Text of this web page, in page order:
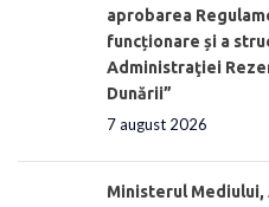
aprobarea
funcționare și a
Administraţiei
Dunării”
7 august 2026
Ministerul Mediului,